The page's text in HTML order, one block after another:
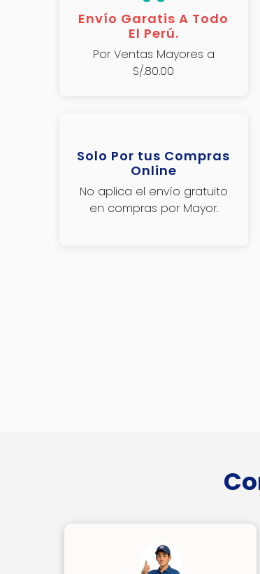
Envío Garatis A Todo
El Perú.
Por Ventas Mayores a
S/.80.00
Solo Por tus Compras
Online
No aplica el envío gratuito
en compras por Mayor.